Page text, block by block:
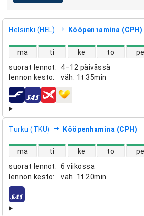
Helsinki (HEL) Kööpenhamina (CPH)
suorat lennot:
4–12 päivässä
lennon kesto: väh. 1t 35min
suorien lentojen saatavuus
ma ti ke to pe
lentoyhtiöt
Turku (TKU) Kööpenhamina (CPH)
suorat lennot: 6 viikossa
lennon kesto: väh. 1t 20min
suorien lentojen saatavuus
ma ti ke to pe
lentoyhtiöt